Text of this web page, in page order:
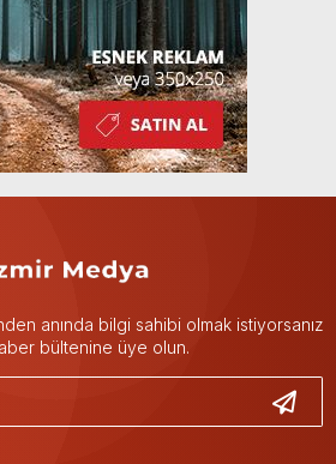
anında bilgi sahibi olmak istiyorsanız
bültenine üye olun.